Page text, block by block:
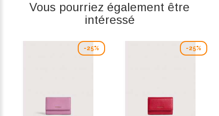
Vous pourriez également être
intéressé
-25% -25%